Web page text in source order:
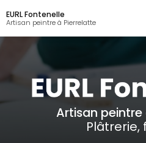
au
contenu
principal
EURL Fontenelle
Artisan peintre à Pierrelatte
Artisan
Plâtrerie,